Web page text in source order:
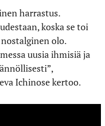
harrastus.
koska se toi
olo.
uusia ihmisiä ja
Ichinose kertoo.